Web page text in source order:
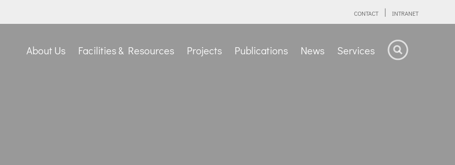
CONTACT INTRANET
About Us Facilities & Resources Projects Publications News Services